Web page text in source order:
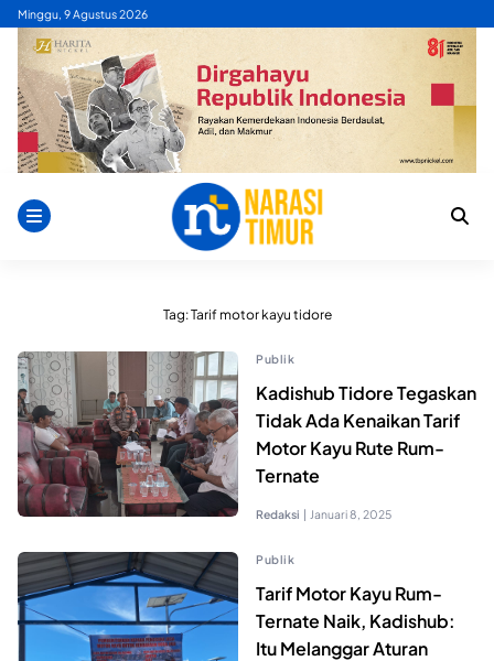
Skip
content
Minggu, 9 Agustus 2026
Tag:Tarif motor kayu tidore
Publik
Kadishub Tidore Tegaskan
Tidak Ada Kenaikan Tarif
Motor Kayu Rute Rum-
Ternate
Redaksi | Januari 8, 2025
Publik
Tarif Motor Kayu Rum-
Ternate Naik, Kadishub:
Itu Melanggar Aturan